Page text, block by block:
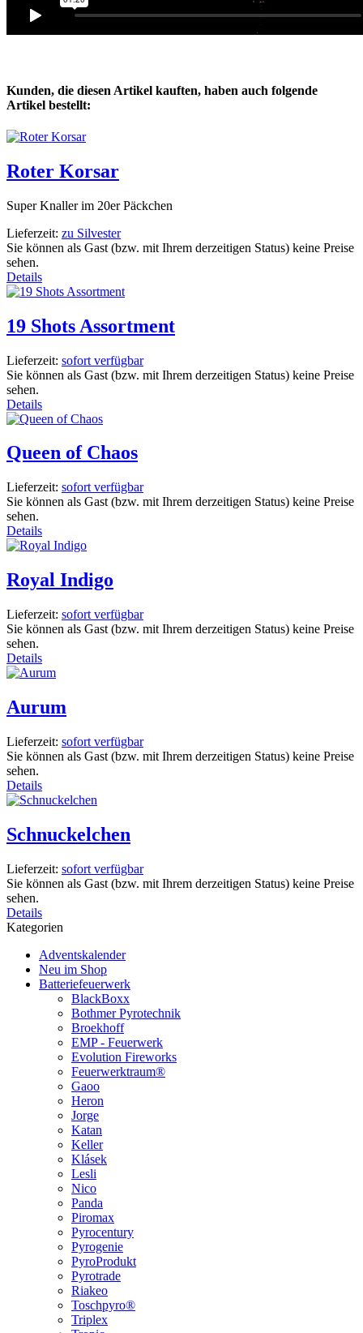
Kunden, die diesen Artikel kauften, haben auch folgende
Artikel bestellt:
Roter Korsar
Super Knaller im 20er Päckchen
Lieferzeit: zu Silvester
Sie können als Gast (bzw. mit Ihrem derzeitigen Status) keine Preise
sehen.
Details
19 Shots Assortment
Lieferzeit: sofort verfügbar
Sie können als Gast (bzw. mit Ihrem derzeitigen Status) keine Preise
sehen.
Details
Queen of Chaos
Lieferzeit: sofort verfügbar
Sie können als Gast (bzw. mit Ihrem derzeitigen Status) keine Preise
sehen.
Details
Royal Indigo
Lieferzeit: sofort verfügbar
Sie können als Gast (bzw. mit Ihrem derzeitigen Status) keine Preise
sehen.
Details
Aurum
Lieferzeit: sofort verfügbar
Sie können als Gast (bzw. mit Ihrem derzeitigen Status) keine Preise
sehen.
Details
Schnuckelchen
Lieferzeit: sofort verfügbar
Sie können als Gast (bzw. mit Ihrem derzeitigen Status) keine Preise
sehen.
Details
Kategorien
Adventskalender
Neu im Shop
Batteriefeuerwerk
BlackBoxx
Bothmer Pyrotechnik
Broekhoff
EMP - Feuerwerk
Evolution Fireworks
Feuerwerktraum®
Gaoo
Heron
Jorge
Katan
Keller
Klásek
Lesli
Nico
Panda
Piromax
Pyrocentury
Pyrogenie
PyroProdukt
Pyrotrade
Riakeo
Toschpyro®
Triplex